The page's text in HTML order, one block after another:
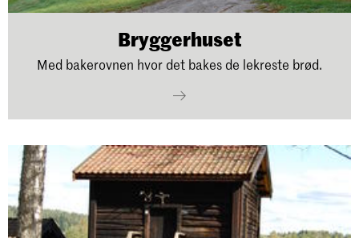
Bryggerhuset
Med bakerovnen hvor det bakes de lekreste brød.